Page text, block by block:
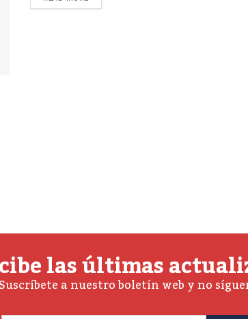
las últimas
a nuestro boletín web y no